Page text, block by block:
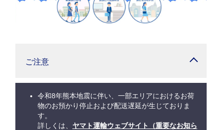
ご注意
令和8年熊本地震に伴い、一部エリアにおけるお荷
物のお預かり停止および配送遅延が生じておりま
す。
詳しくは、 ヤマト運輸ウェブサイト（重要なお知ら